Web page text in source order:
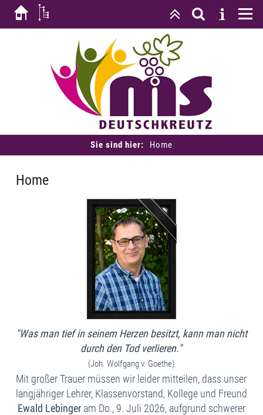
Sie sind hier: Home
Home
"Was man tief in seinem Herzen besitzt, kann man nicht
durch den Tod verlieren."
(Joh. Wolfgang v. Goethe)
Mit großer Trauer müssen wir leider mitteilen, dass unser
langjähriger Lehrer, Klassenvorstand, Kollege und Freund
Ewald Lebingeram Do., 9. Juli 2026, aufgrund schwerer